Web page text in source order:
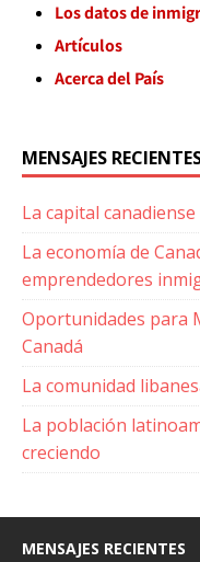
Los datos de
Artículos
Acerca del País
MENSAJES
La capital
La economía de
emprendedores
Oportunidades para
Canadá
La comunidad
La población
creciendo
MENSAJES RECIENTES